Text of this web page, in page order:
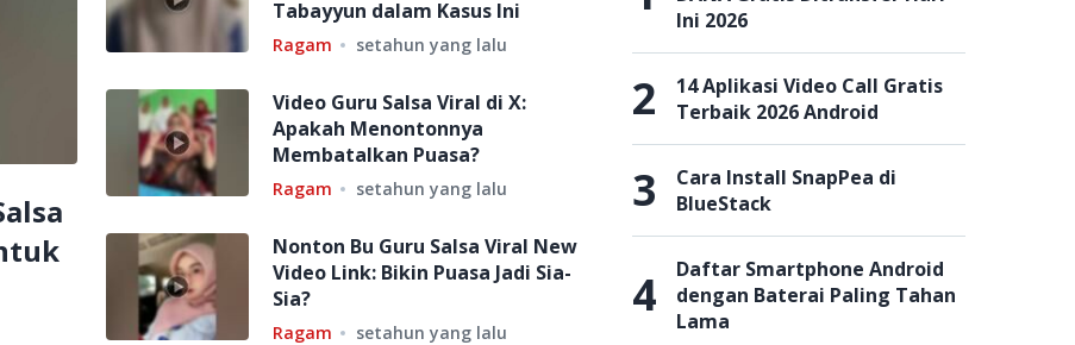
Tabayyun dalam Kasus Ini
Ragam setahun yang lalu
Video Guru Salsa Viral di X:
Apakah Menontonnya
Membatalkan Puasa?
Ragam setahun yang lalu
Nonton Bu Guru Salsa Viral New
Video Link: Bikin Puasa Jadi Sia-
Sia?
Ragam setahun yang lalu
Ini 2026
2
14 Aplikasi Video Call Gratis
Terbaik 2026 Android
3
Cara Install SnapPea di
BlueStack
4
Daftar Smartphone Android
dengan Baterai Paling Tahan
Lama